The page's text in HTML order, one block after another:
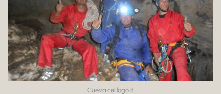
Cueva del lago 8